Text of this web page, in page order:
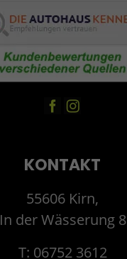
KONTAKT
55606 Kirn,
In der Wässerung 8
T: 06752 3612